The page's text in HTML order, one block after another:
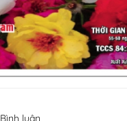
Bình luận